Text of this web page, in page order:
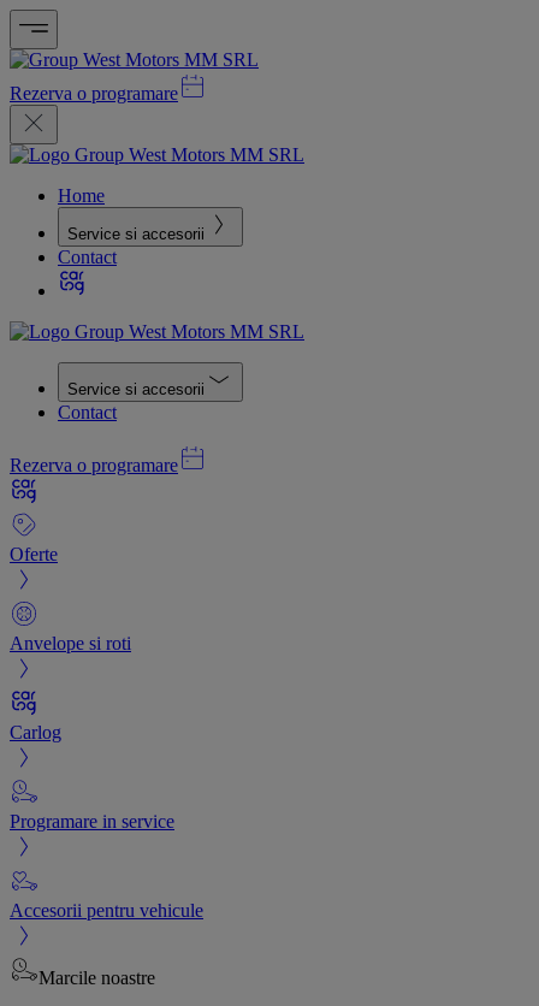
Rezerva o programare
Home
Service si accesorii
Contact
Service si accesorii
Contact
Rezerva o programare
Oferte
Anvelope si roti
Carlog
Programare in service
Accesorii pentru vehicule
Marcile noastre